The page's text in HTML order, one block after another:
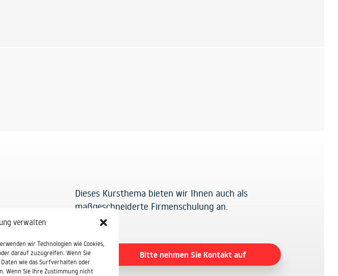
verwalten
wir Technologien wie Cookies,
darauf zuzugreifen. Wenn Sie
wie das Surfverhalten oder
Wenn Sie Ihre Zustimmung nicht
Dieses Kursthema bieten wir Ihnen auch als
maßgeschneiderte Firmenschulung an.
Bitte nehmen Sie Kontakt auf